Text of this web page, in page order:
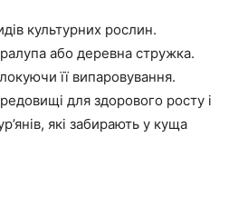
культурних рослин.
або деревна стружка.
її випаровування.
для здорового росту і
які забирають у куща